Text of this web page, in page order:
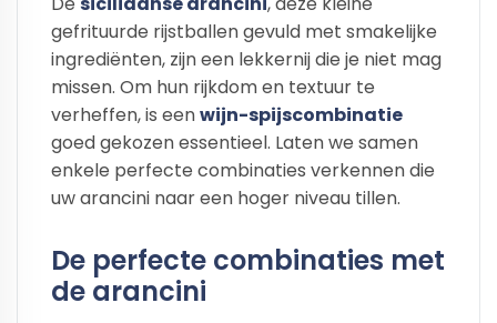
gefrituurde rijstballen gevuld met smakelijke
ingrediënten, zijn een lekkernij die je niet mag
missen. Om hun rijkdom en textuur te
verheffen, is eenwijn-spijscombinatie
goed gekozen essentieel. Laten we samen
enkele perfecte combinaties verkennen die
uw arancini naar een hoger niveau tillen.
De perfecte combinaties met
de arancini